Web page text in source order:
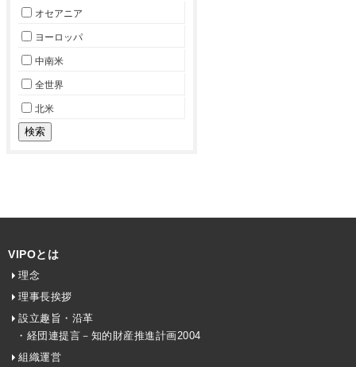
オセアニア
ヨーロッパ
中南米
全世界
北米
VIPOとは
理念
理事長挨拶
設立趣旨・沿革
・経団連提言－知的財産推進計画2004
組織運営